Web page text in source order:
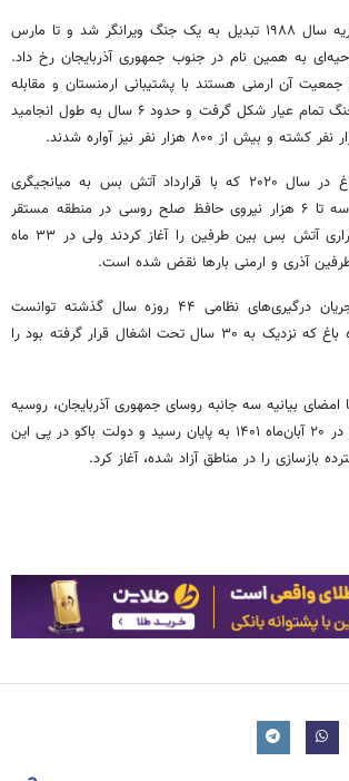
بحران قره‌باغ که در فوریه سال ۱۹۸۸ تبدیل به یک جنگ ویرانگر شد و تا مارس
ناحیه‌ای به همین نام در جنوب جمهوری آذربایجان رخ داد.
آن ارمنی هستند با پشتیبانی ارمنستان و مقابله
جمهوری آذربایجان یک جنگ تمام عیار شکل گرفت و حدود ۶ سال به طول انجامید
پس از جنگ دوم قره‌باغ در سال ۲۰۲۰ که با قرارداد آتش بس به میانجیگری
روسیه به پایان رسید، سه تا ۶ هزار نیروی حافظ صلح روسی در منطقه مستقر
شدند و تلاش برای برقراری آتش بس بین طرفین را آغاز کردند ولی در ۳۳ ماه
آذری و ارمنی بارها نقض شده است.
جمهوری آذربایجان در جریان درگیری‌های نظامی ۴۴ روزه سال گذشته توانست
سرزمین‌های خود در قره باغ که نزدیک به ۳۰ سال تحت اشغال قرار گرفته بود را
امضای بیانیه سه جانبه روسای جمهوری آذربایجان، روسیه
و نخست وزیر ارمنستان در ۲۰ آبان‌ماه ۱۴۰۱ به پایان رسید و دولت باکو در پی این
بازسازی را در مناطق آزاد شده، آغاز کرد.